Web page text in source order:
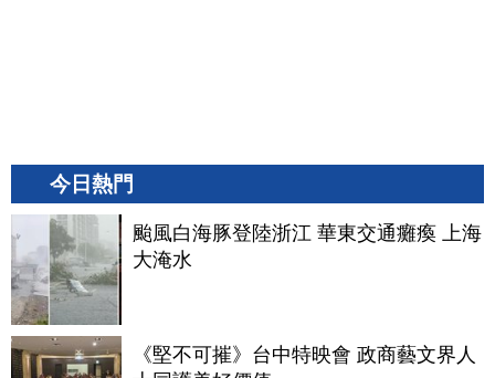
今日熱門
颱風白海豚登陸浙江 華東交通癱瘓 上海
大淹水
《堅不可摧》台中特映會 政商藝文界人